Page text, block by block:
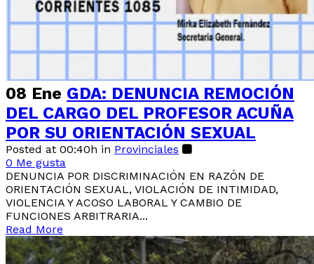
08 Ene GDA: DENUNCIA REMOCIÓN
DEL CARGO DEL PROFESOR ACUÑA
POR SU ORIENTACIÓN SEXUAL
Posted at 00:40h in Provinciales
0 Me gusta
DENUNCIA POR DISCRIMINACIÓN EN RAZÓN DE
ORIENTACIÓN SEXUAL, VIOLACIÓN DE INTIMIDAD,
VIOLENCIA Y ACOSO LABORAL Y CAMBIO DE
FUNCIONES ARBITRARIA...
Read More